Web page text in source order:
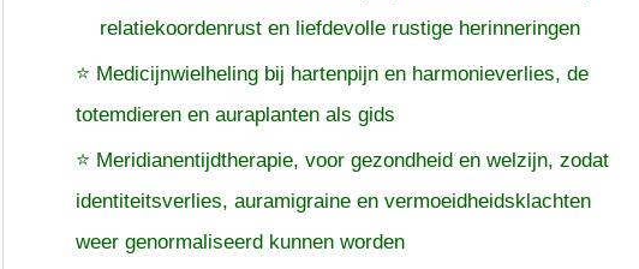
relatiekoordenrust en liefdevolle rustige herinneringen
⭐ Medicijnwielheling bij hartenpijn en harmonieverlies, de
totemdieren en auraplanten als gids
⭐ Meridianentijdtherapie, voor gezondheid en welzijn, zodat
identiteitsverlies, auramigraine en vermoeidheidsklachten
weer genormaliseerd kunnen worden